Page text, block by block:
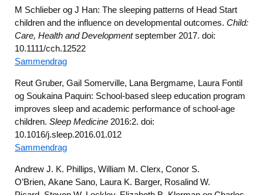
M Schlieber og J Han: The sleeping patterns of Head Start
children and the influence on developmental outcomes. Child:
Care, Health and Developmentseptember 2017. doi:
10.1111/cch.12522
Sammendrag
Reut Gruber, Gail Somerville, Lana Bergmame, Laura Fontil
og Soukaina Paquin: School-based sleep education program
improves sleep and academic performance of school-age
children. Sleep Medicine 2016:2. doi:
10.1016/j.sleep.2016.01.012
Sammendrag
Andrew J. K. Phillips, William M. Clerx, Conor S.
O’Brien, Akane Sano, Laura K. Barger, Rosalind W.